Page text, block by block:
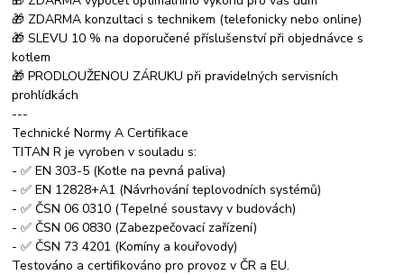
🎁 ZDARMA konzultaci s technikem (telefonicky nebo online)
🎁 SLEVU 10 % na doporučené příslušenství při objednávce s
kotlem
🎁 PRODLOUŽENOU ZÁRUKU při pravidelných servisních
prohlídkách
---
Technické Normy A Certifikace
TITAN R je vyroben v souladu s:
- ✅ EN 303-5 (Kotle na pevná paliva)
- ✅ EN 12828+A1 (Návrhování teplovodních systémů)
- ✅ ČSN 06 0310 (Tepelné soustavy v budovách)
- ✅ ČSN 06 0830 (Zabezpečovací zařízení)
- ✅ ČSN 73 4201 (Komíny a kouřovody)
Testováno a certifikováno pro provoz v ČR a EU.